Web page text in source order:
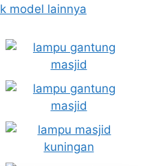
model lainnya